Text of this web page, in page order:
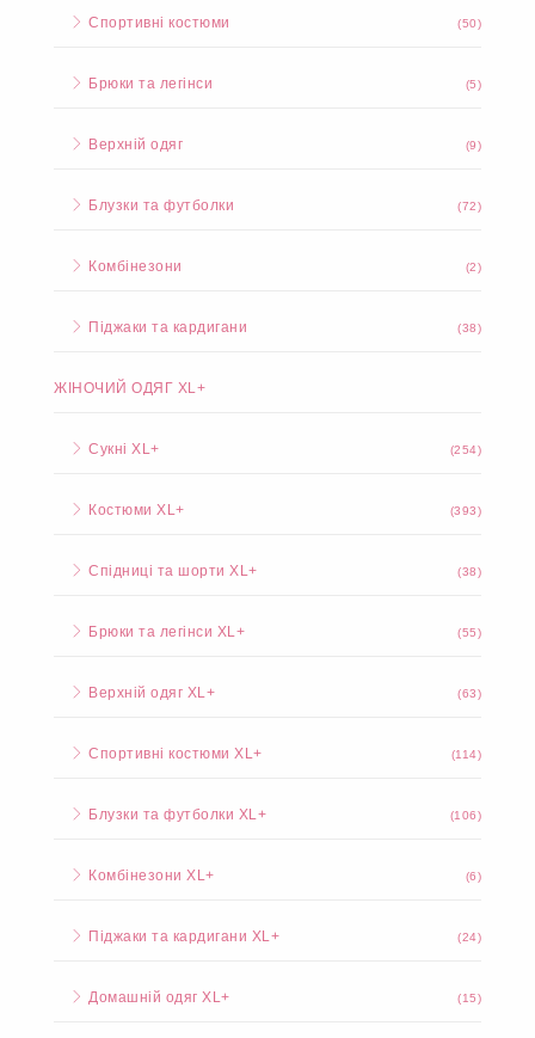
Спортивні костюми (50)
Брюки та легінси (5)
Верхній одяг (9)
Блузки та футболки (72)
Комбінезони (2)
Піджаки та кардигани (38)
ЖІНОЧИЙ ОДЯГ XL+
Сукні XL+ (254)
Костюми XL+ (393)
Спідниці та шорти XL+ (38)
Брюки та легінси XL+ (55)
Верхній одяг XL+ (63)
Спортивні костюми XL+ (114)
Блузки та футболки XL+ (106)
Комбінезони XL+ (6)
Піджаки та кардигани XL+ (24)
Домашній одяг XL+ (15)